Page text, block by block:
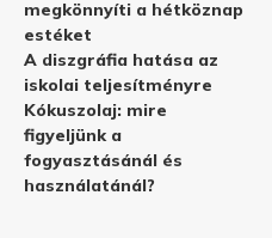
megkönnyíti a hétköznap
estéket
A diszgráfia hatása az
iskolai teljesítményre
Kókuszolaj: mire
figyeljünk a
fogyasztásánál és
használatánál?